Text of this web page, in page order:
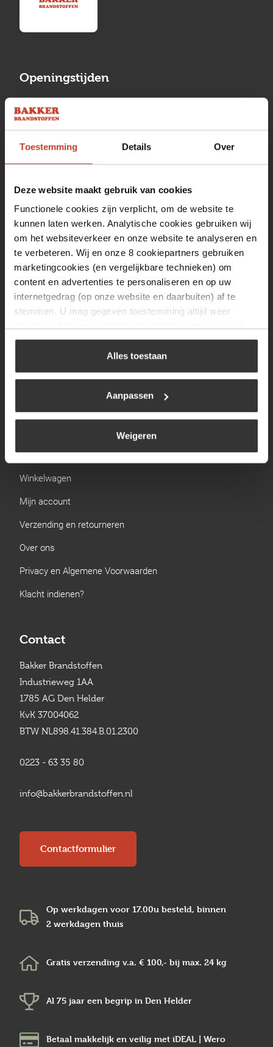
Toestemming Details Over
Deze website maakt gebruik van cookies
Functionele cookies zijn verplicht, om de website te
kunnen laten werken. Analytische cookies gebruiken wij
om het websiteverkeer en onze website te analyseren en
te verbeteren. Wij en onze 8 cookiepartners gebruiken
marketingcookies (en vergelijkbare technieken) om
content en advertenties te personaliseren en op uw
internetgedrag (op onze website en daarbuiten) af te
stemmen. U mag gegeven toestemming altijd weer
uw keuze op onze website verwijzen wij u naar ons
Alles toestaan
Aanpassen
Weigeren
Openingstijden
Maandag
Woensdag
Donderdag
08:00 tot 17:00
Vrijdag
08:00 tot 17:00
Zaterdag
09:30 tot 12:00
Zondag
Gesloten
Navigatie
BBQ
Brandstoffen
Verwarming
Links
Winkelwagen
Mijn account
Verzending en retourneren
Over ons
Privacy en Algemene Voorwaarden
Klacht indienen?
Contact
Bakker Brandstoffen
Industrieweg 1AA
1785 AG Den Helder
KvK 37004062
BTW NL898.41.384.B.01.2300
0223 - 63 35 80
info@bakkerbrandstoffen.nl
Contactformulier
Op werkdagen voor 17.00u besteld, binnen
2 werkdagen thuis
Gratis verzending v.a. € 100,- bij max. 24 kg
Al 75 jaar een begrip in Den Helder
Betaal makkelijk en veilig met iDEAL | Wero